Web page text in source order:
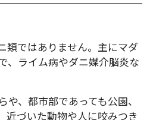
類ではありません。主にマダ
、ライム病やダニ媒介脳炎な
、都市部であっても公園、
近づいた動物や人に咬みつき